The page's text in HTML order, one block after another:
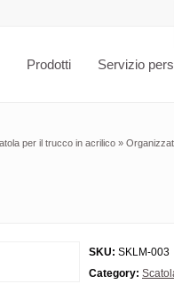
Prodotti Servizio
per il trucco in acrilico »
SKU: SKLM-003
Category: